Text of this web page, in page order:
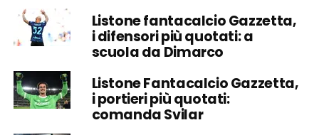
Listone fantacalcio Gazzetta,
i difensori più quotati: a
scuola da Dimarco
Listone Fantacalcio Gazzetta,
i portieri più quotati:
comanda Svilar